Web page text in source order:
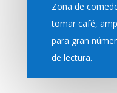
Zona de
tomar café,
para gran
de lectura.